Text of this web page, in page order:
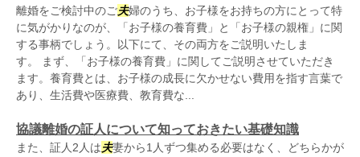
離婚をご検討中のご夫婦のうち、お子様をお持ちの方にとって特
に気がかりなのが、「お子様の養育費」と「お子様の親権」に関
する事柄でしょう。以下にて、その両方をご説明いたしま
す。 まず、「お子様の養育費」に関してご説明させていただき
ます。養育費とは、お子様の成長に欠かせない費用を指す言葉で
あり、生活費や医療費、教育費な...
協議離婚の証人について知っておきたい基礎知識
また、証人2人は夫妻から1人ずつ集める必要はなく、どちらかが